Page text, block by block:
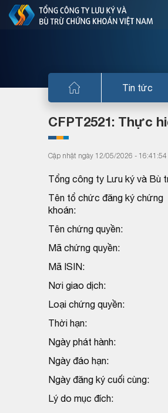
Tin tức
CFPT2521: Thực
Cập nhật ngày 12/05/2026 - 16:41:54
Tổng công ty Lưu ký và Bù
Tên tổ chức đăng ký chứng
khoán:
Tên chứng quyền:
Mã chứng quyền:
Mã ISIN:
Nơi giao dịch:
Loại chứng quyền:
Thời hạn:
Ngày phát hành:
Ngày đáo hạn:
Ngày đăng ký cuối cùng:
Lý do mục đích: